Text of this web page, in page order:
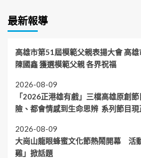
最新報導
高雄市第51屆模範父親表揚大會 高
陳國鑫 獲選模範父親 各界祝福
2026-08-09
「2026正港雄有戲」三檔高雄原創
險、都會情感到生命思辨 系列節目現
2026-08-09
大崗山龍眼蜂蜜文化節熱鬧開幕 活
雞」掀話題